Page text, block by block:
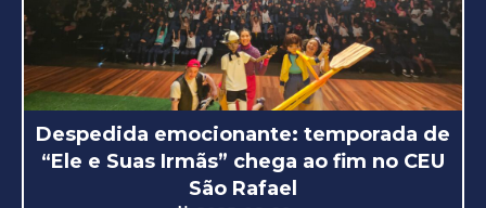
Despedida emocionante: temporada de
“Ele e Suas Irmãs” chega ao fim no CEU
São Rafael